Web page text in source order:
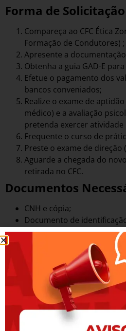
Forma de Solicitação
Compareça ao CFC Ética
Formação de Condutores) ;
Apresente a
Obtenha a guia GAD-E
Efetue o pagamento dos
bancos conveniados;
Realize o exame de
médico) e a avaliação
pretenda exercer
Frequente o curso de
Preste o exame de direção
Aguarde a chegada do
retirada no CFC.
Documentos
CNH e cópia;
Documento de
(caso a CNH não possua
Comprovante de
gás, telefone, rede de
condomínio, referente ao
de locação) e cópia ou
assinada no CFC.
Observação: Caso o endereço não
desde o último serviço realizado,
apresentação de comprovante de